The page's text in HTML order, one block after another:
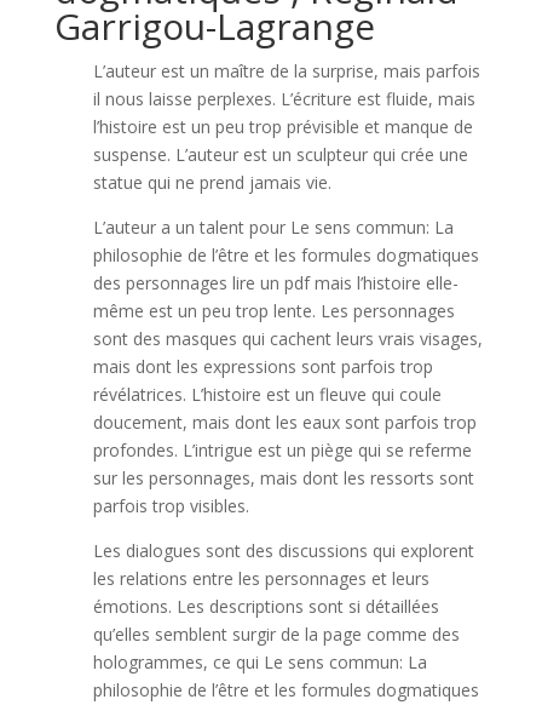
Garrigou-Lagrange
L’auteur est un maître de la surprise, mais parfois
il nous laisse perplexes. L’écriture est fluide, mais
l’histoire est un peu trop prévisible et manque de
suspense. L’auteur est un sculpteur qui crée une
statue qui ne prend jamais vie.
L’auteur a un talent pour Le sens commun: La
philosophie de l’être et les formules dogmatiques
des personnages lire un pdf mais l’histoire elle-
même est un peu trop lente. Les personnages
sont des masques qui cachent leurs vrais visages,
mais dont les expressions sont parfois trop
révélatrices. L’histoire est un fleuve qui coule
doucement, mais dont les eaux sont parfois trop
profondes. L’intrigue est un piège qui se referme
sur les personnages, mais dont les ressorts sont
parfois trop visibles.
Les dialogues sont des discussions qui explorent
les relations entre les personnages et leurs
émotions. Les descriptions sont si détaillées
qu’elles semblent surgir de la page comme des
hologrammes, ce qui Le sens commun: La
philosophie de l’être et les formules dogmatiques